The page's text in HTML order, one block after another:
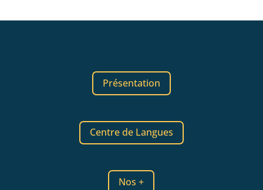
Présentation
Centre de Langues
Nos +